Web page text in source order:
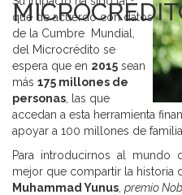
que de acuerdo con datos
de la Cumbre Mundial,
del Microcrédito se
espera que en 2015 sean
más 175 millones de
personas , las que
accedan a esta herramienta
apoyar a 100 millones de
Para introducirnos al mundo
mejor que compartir la historia
Muhammad Yunus premio